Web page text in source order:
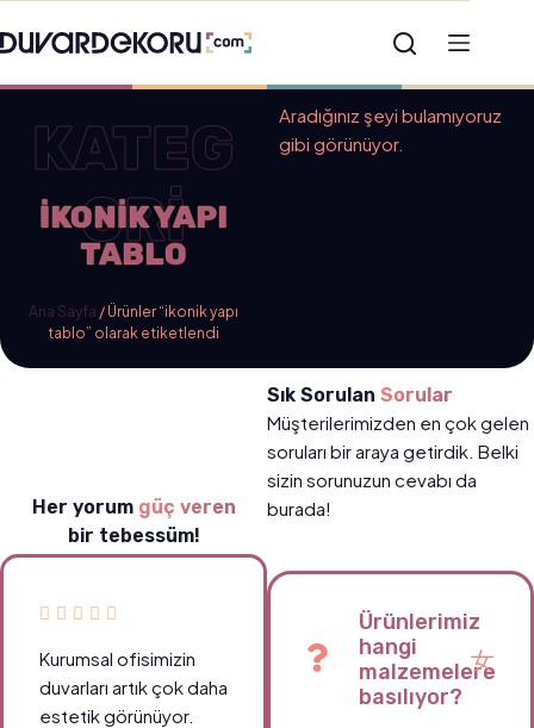
KATEG
ORİ
IKONIK YAPI
TABLO
Ana Sayfa / Ürünler “ikonik yapı
tablo” olarak etiketlendi
Aradığınız şeyi bulamıyoruz
gibi görünüyor.
Her yorum güç veren
bir tebessüm!
Kurumsal ofisimizin
duvarları artık çok daha
estetik görünüyor.
Sık Sorulan Sorular
Müşterilerimizden en çok gelen
soruları bir araya getirdik. Belki
sizin sorunuzun cevabı da
burada!
Ürünlerimiz
hangi
malzemelere
basılıyor?